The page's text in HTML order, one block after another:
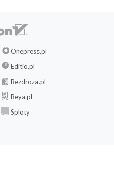
Onepress.pl
Editio.pl
Bezdroza.pl
Beya.pl
Sploty